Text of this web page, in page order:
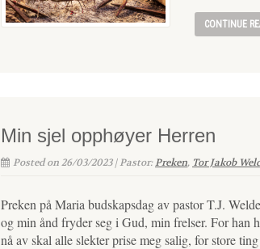
CONTINUE
Min sjel opphøyer Herren
Posted on 26/03/2023 | Pastor:Preken, Tor Jakob
Preken på Maria budskapsdag av pastor T.J.
og min ånd fryder seg i Gud, min frelser. For han
nå av skal alle slekter prise meg salig, for store